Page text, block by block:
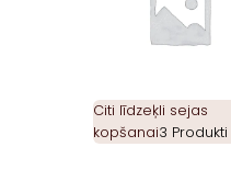
Citi līdzeķli sejas
kopšanai3 Produkti